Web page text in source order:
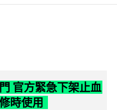
官方緊急下架止血
時使用